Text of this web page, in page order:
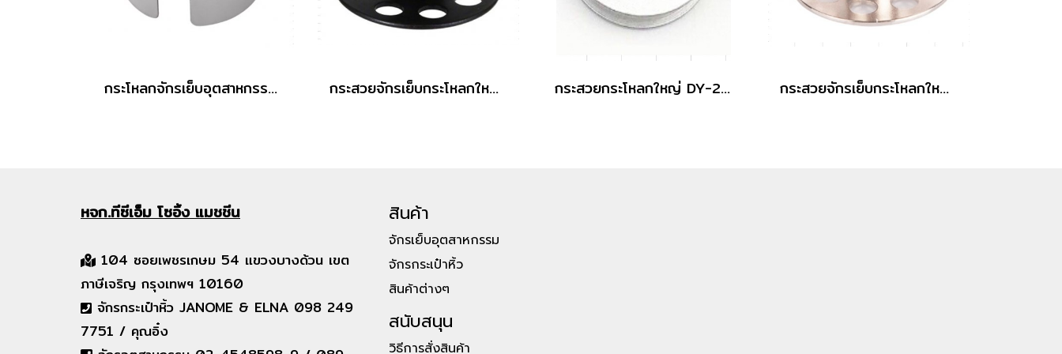
กระโหลกจักรเย็บอุตสาหกรรม BC-DB1 (MGP) กระสวยจักรเย็บกระโหลกใหญ่ 201 Grade B กระสวยกระโหลกใหญ่ DY-201 18034 แบบอลูมิเนียม กระสวยจักรเย็บกระโหลกใหญ่ 201 (MGP) Grade A
หจก.ทีซีเอ็ม โซอิ้ง แมชชีน
104 ซอยเพชรเกษม 54 แขวงบางด้วน เขต
ภาษีเจริญ กรุงเทพฯ 10160
จักรกระเป๋าหิ้ว JANOME & ELNA 098 249
7751 / คุณอิ๋ง
สินค้า
จักรเย็บอุตสาหกรรม
จักรกระเป๋าหิ้ว
สินค้าต่างๆ
สนับสนุน
วิธีการสั่งสินค้า